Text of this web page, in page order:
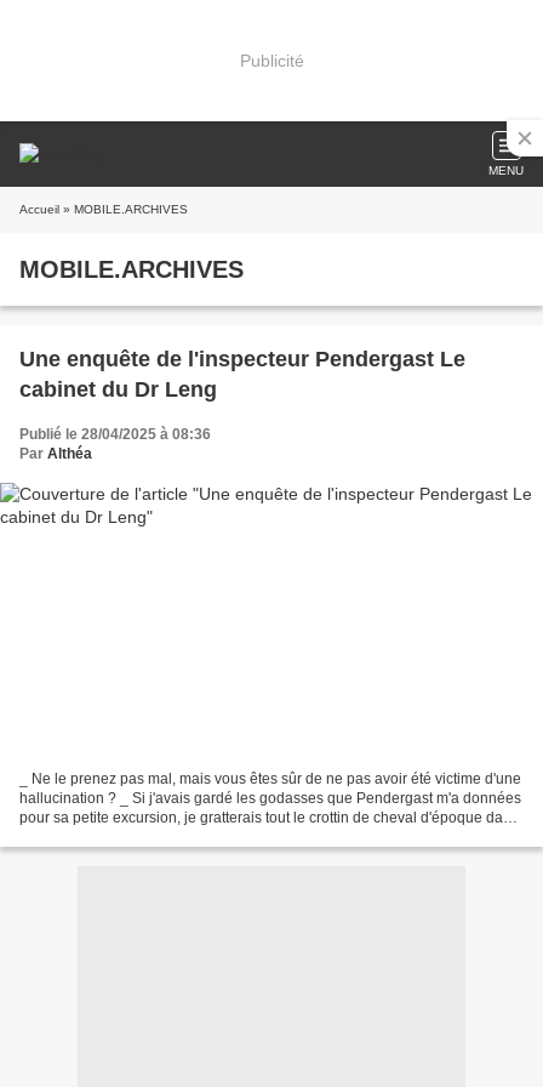
Publicité
MENU
Accueil » MOBILE.ARCHIVES
MOBILE.ARCHIVES
Une enquête de l'inspecteur Pendergast Le
cabinet du Dr Leng
Publié le 28/04/2025 à 08:36
Par Althéa
_ Ne le prenez pas mal, mais vous êtes sûr de ne pas avoir été victime d'une
hallucination ? _ Si j'avais gardé les godasses que Pendergast m'a données
pour sa petite excursion, je gratterais tout le crottin de cheval d'époque dans